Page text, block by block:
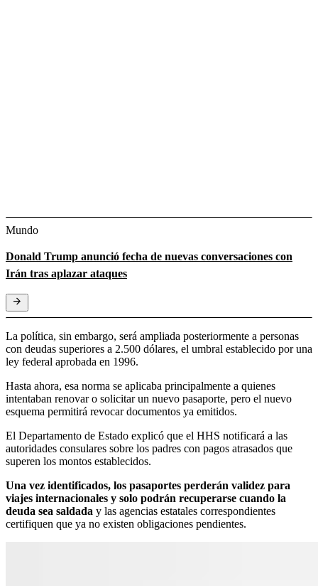
Mundo
Donald Trump anunció fecha de nuevas conversaciones con
Irán tras aplazar ataques
La política, sin embargo, será ampliada posteriormente a personas
con deudas superiores a 2.500 dólares, el umbral establecido por una
ley federal aprobada en 1996.
Hasta ahora, esa norma se aplicaba principalmente a quienes
intentaban renovar o solicitar un nuevo pasaporte, pero el nuevo
esquema permitirá revocar documentos ya emitidos.
El Departamento de Estado explicó que el HHS notificará a las
autoridades consulares sobre los padres con pagos atrasados que
superen los montos establecidos.
Una vez identificados, los pasaportes perderán validez para
viajes internacionales y solo podrán recuperarse cuando la
deuda sea saldada y las agencias estatales correspondientes
certifiquen que ya no existen obligaciones pendientes.